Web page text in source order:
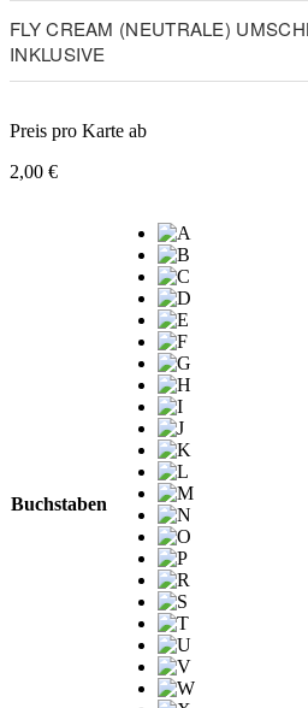
FLY CREAM (NEUTRALE)
INKLUSIVE
Preis pro Karte ab
2,00 €
Buchstaben